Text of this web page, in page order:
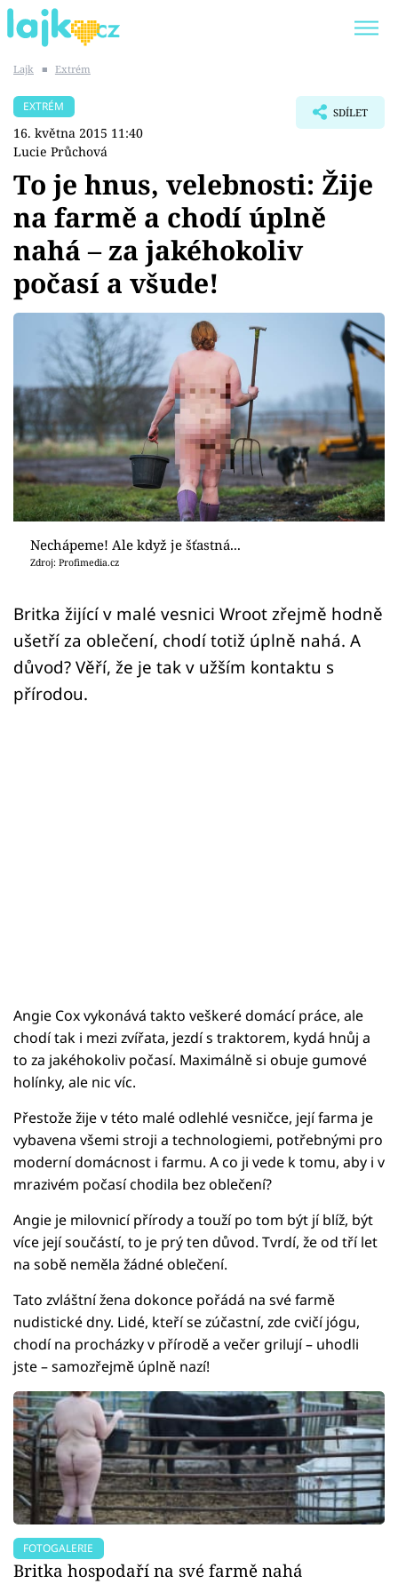
SHOPAHOLICADEL
Témata
Showbyznys
Youtubeři
Virály
Sex a vztahy
Videa
Sledujte prima+
Přihlášení
Sledujte nás
Lajk ■ Extrém
EXTRÉM
16. května 2015 11:40
Lucie Průchová
SDÍLET
To je hnus, velebnosti: Žije
na farmě a chodí úplně
nahá – za jakéhokoliv
počasí a všude!
Nechápeme! Ale když je šťastná...
Zdroj: Profimedia.cz
Britka žijící v malé vesnici Wroot zřejmě hodně
ušetří za oblečení, chodí totiž úplně nahá. A
důvod? Věří, že je tak v užším kontaktu s
přírodou.
Angie Cox vykonává takto veškeré domácí práce, ale
chodí tak i mezi zvířata, jezdí s traktorem, kydá hnůj a
to za jakéhokoliv počasí. Maximálně si obuje gumové
holínky, ale nic víc.
Přestože žije v této malé odlehlé vesničce, její farma je
vybavena všemi stroji a technologiemi, potřebnými pro
moderní domácnost i farmu. A co ji vede k tomu, aby i v
mrazivém počasí chodila bez oblečení?
Angie je milovnicí přírody a touží po tom být jí blíž, být
více její součástí, to je prý ten důvod. Tvrdí, že od tří let
na sobě neměla žádné oblečení.
Tato zvláštní žena dokonce pořádá na své farmě
nudistické dny. Lidé, kteří se zúčastní, zde cvičí jógu,
chodí na procházky v přírodě a večer grilují – uhodli
jste – samozřejmě úplně nazí!
FOTOGALERIE
Britka hospodaří na své farmě nahá